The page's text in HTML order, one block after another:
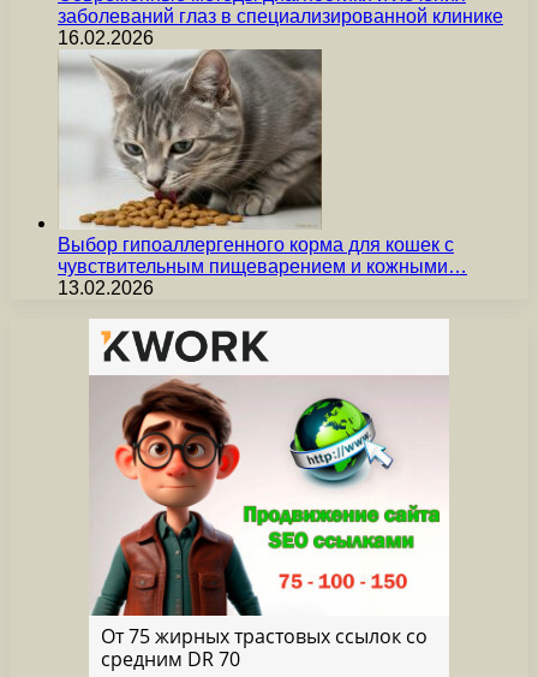
заболеваний глаз в специализированной клинике
16.02.2026
Выбор гипоаллергенного корма для кошек с
чувствительным пищеварением и кожными…
13.02.2026